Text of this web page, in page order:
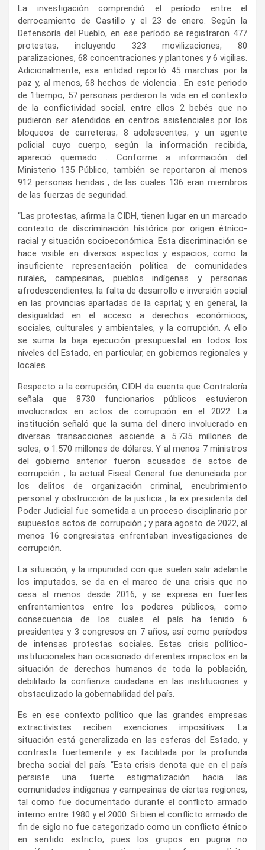
La investigación comprendió el período entre el
derrocamiento de Castillo y el 23 de enero. Según la
Defensoría del Pueblo, en ese período se registraron 477
protestas, incluyendo 323 movilizaciones, 80
paralizaciones, 68 concentraciones y plantones y 6 vigilias.
Adicionalmente, esa entidad reportó 45 marchas por la
paz y, al menos, 68 hechos de violencia . En este periodo
de 1tiempo, 57 personas perdieron la vida en el contexto
de la conflictividad social, entre ellos 2 bebés que no
pudieron ser atendidos en centros asistenciales por los
bloqueos de carreteras; 8 adolescentes; y un agente
policial cuyo cuerpo, según la información recibida,
apareció quemado . Conforme a información del
Ministerio 135 Público, también se reportaron al menos
912 personas heridas , de las cuales 136 eran miembros
de las fuerzas de seguridad.
“Las protestas, afirma la CIDH, tienen lugar en un marcado
contexto de discriminación histórica por origen étnico-
racial y situación socioeconómica. Esta discriminación se
hace visible en diversos aspectos y espacios, como la
insuficiente representación política de comunidades
rurales, campesinas, pueblos indígenas y personas
afrodescendientes; la falta de desarrollo e inversión social
en las provincias apartadas de la capital; y, en general, la
desigualdad en el acceso a derechos económicos,
sociales, culturales y ambientales, y la corrupción. A ello
se suma la baja ejecución presupuestal en todos los
niveles del Estado, en particular, en gobiernos regionales y
locales.
Respecto a la corrupción, CIDH da cuenta que Contraloría
señala que 8730 funcionarios públicos estuvieron
involucrados en actos de corrupción en el 2022. La
institución señaló que la suma del dinero involucrado en
diversas transacciones asciende a 5.735 millones de
soles, o 1.570 millones de dólares. Y al menos 7 ministros
del gobierno anterior fueron acusados de actos de
corrupción ; la actual Fiscal General fue denunciada por
los delitos de organización criminal, encubrimiento
personal y obstrucción de la justicia ; la ex presidenta del
Poder Judicial fue sometida a un proceso disciplinario por
supuestos actos de corrupción ; y para agosto de 2022, al
menos 16 congresistas enfrentaban investigaciones de
corrupción.
La situación, y la impunidad con que suelen salir adelante
los imputados, se da en el marco de una crisis que no
cesa al menos desde 2016, y se expresa en fuertes
enfrentamientos entre los poderes públicos, como
consecuencia de los cuales el país ha tenido 6
presidentes y 3 congresos en 7 años, así como períodos
de intensas protestas sociales. Estas crisis político-
institucionales han ocasionado diferentes impactos en la
situación de derechos humanos de toda la población,
debilitado la confianza ciudadana en las instituciones y
obstaculizado la gobernabilidad del país.
Es en ese contexto político que las grandes empresas
extractivistas reciben exenciones impositivas. La
situación está generalizada en las esferas del Estado, y
contrasta fuertemente y es facilitada por la profunda
brecha social del país. “Esta crisis denota que en el país
persiste una fuerte estigmatización hacia las
comunidades indígenas y campesinas de ciertas regiones,
tal como fue documentado durante el conflicto armado
interno entre 1980 y el 2000. Si bien el conflicto armado de
fin de siglo no fue categorizado como un conflicto étnico
en sentido estricto, pues los grupos en pugna no